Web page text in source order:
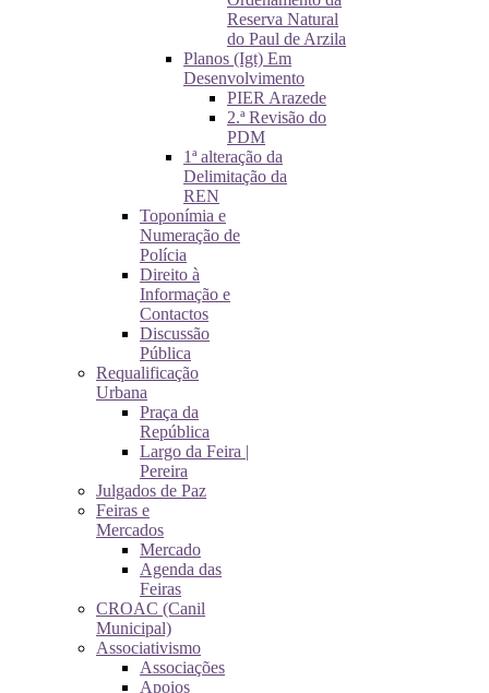
Reserva Natural
do Paul de Arzila
Planos (Igt) Em
Desenvolvimento
PIER Arazede
2.ª Revisão do
PDM
1ª alteração da
Delimitação da
REN
Toponímia e
Numeração de
Polícia
Direito à
Informação e
Contactos
Discussão
Pública
Requalificação
Urbana
Praça da
República
Largo da Feira |
Pereira
Julgados de Paz
Feiras e
Mercados
Mercado
Agenda das
Feiras
CROAC (Canil
Municipal)
Associativismo
Associações
Apoios